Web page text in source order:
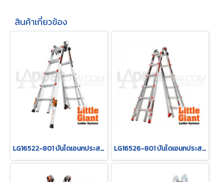
สินค้าเกี่ยวข้อง
LG16522-801 บันไดเอนกประสงค์ บันไดอลูมิเนียม ขนาด 22 ฟุต LEVELER M22 LITTLE GIANT LG16526-801 บันไดเอนกประสงค์ บันไดอลูมิเนียม ขนาด 26 ฟุต LEVELER M26 LITTLE GIANT